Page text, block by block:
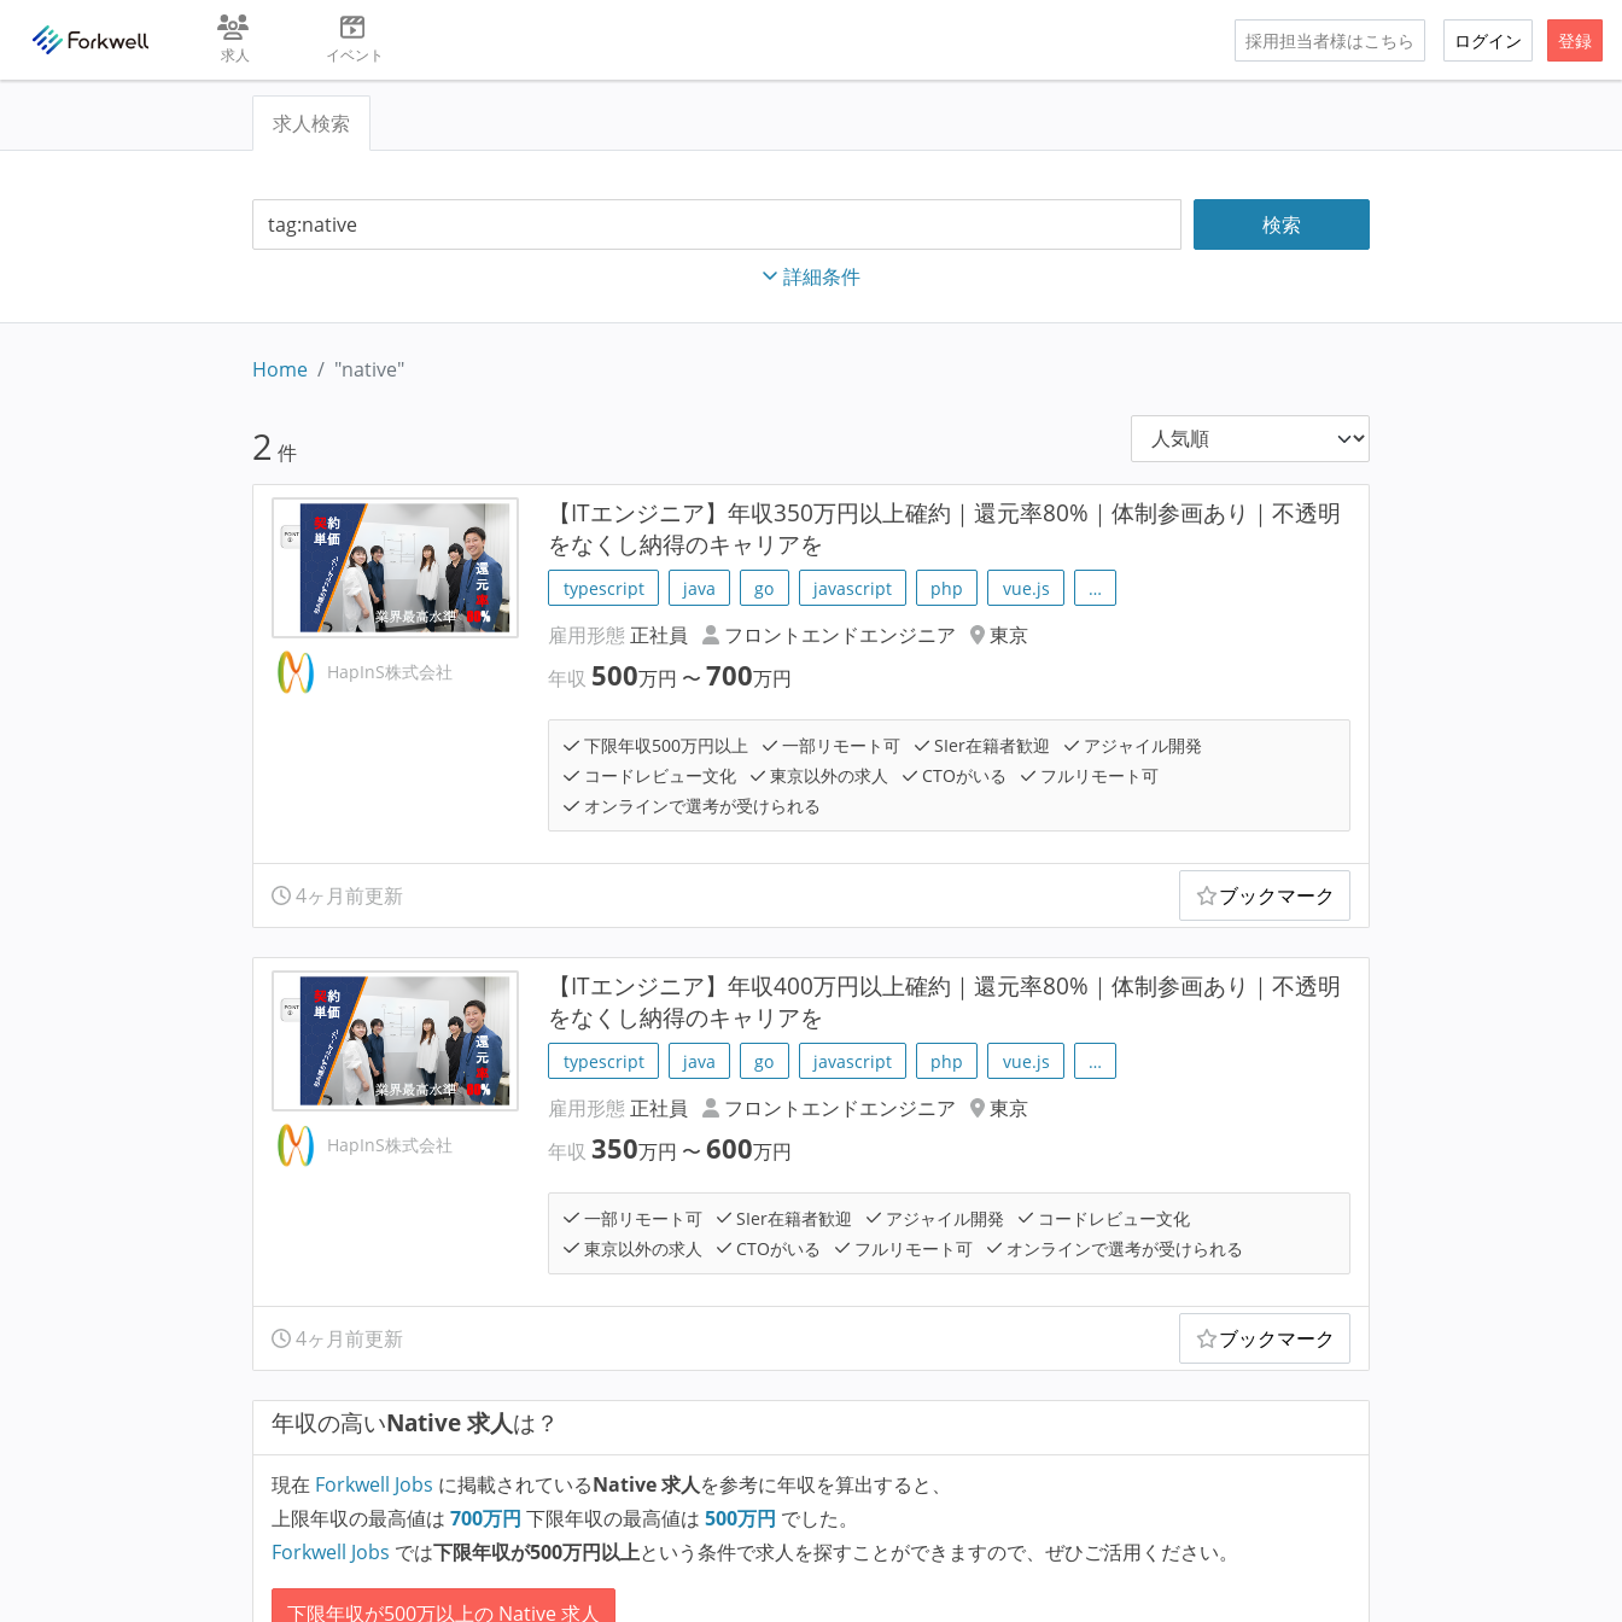
求人 イベント
採用担当者様はこちら ログイン 登録
求人検索
詳細条件
Home "native"
2 件
HapInS株式会社
【ITエンジニア】年収350万円以上確約｜還元率80%｜体制参画あり｜不透明
をなくし納得のキャリアを
typescript java go javascript php vue.js …
雇用形態 正社員 フロントエンドエンジニア
東京
年収 500万円 〜700万円
下限年収500万円以上 一部リモート可 SIer在籍者歓迎
アジャイル開発
コードレビュー文化
東京以外の求人 CTOがいる
フルリモート可
オンラインで選考が受けられる
4ヶ月前更新 ブックマーク
HapInS株式会社
【ITエンジニア】年収400万円以上確約｜還元率80%｜体制参画あり｜不透明
をなくし納得のキャリアを
typescript java go javascript php vue.js …
雇用形態 正社員 フロントエンドエンジニア
東京
年収350万円 〜600万円
一部リモート可 SIer在籍者歓迎 アジャイル開発
コードレビュー文化
東京以外の求人
CTOがいる フルリモート可 オンラインで選考が受けられる
4ヶ月前更新 ブックマーク
年収の高いNative 求人は？
現在 Forkwell Jobs に掲載されているNative 求人を参考に年収を算出すると、
上限年収の最高値は 700万円 下限年収の最高値は 500万円 でした。
Forkwell Jobs では下限年収が500万円以上という条件で求人を探すことができますので、ぜひご活用ください。
下限年収が500万以上の Native 求人